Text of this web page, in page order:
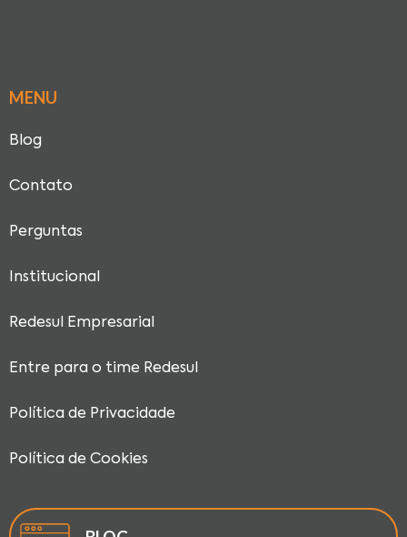
MENU
Blog
Contato
Perguntas
Institucional
Redesul Empresarial
Entre para o time Redesul
Política de Privacidade
Política de Cookies